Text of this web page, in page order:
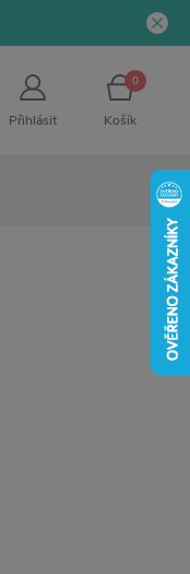
Přihlásit
0
Košík